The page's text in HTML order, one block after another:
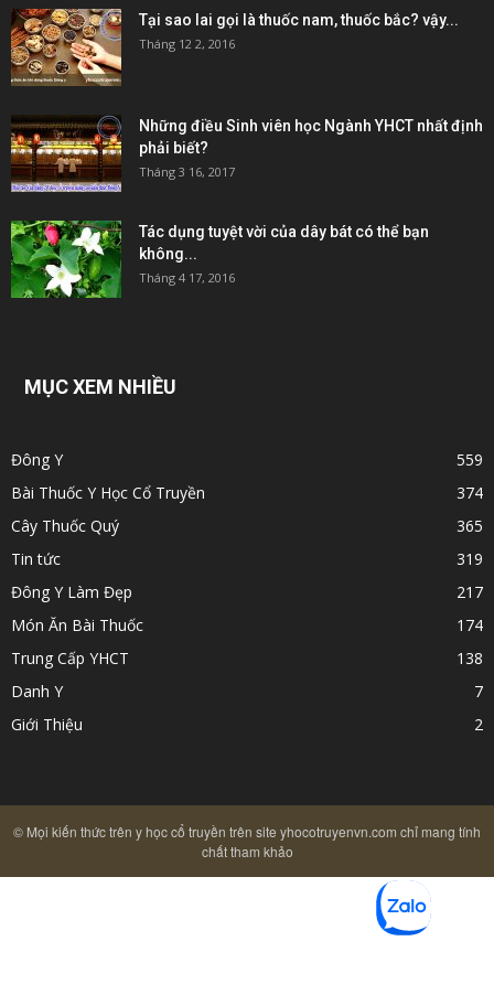
Tại sao lai gọi là thuốc nam, thuốc bắc? vậy...
Tháng 12 2, 2016
Những điều Sinh viên học Ngành YHCT nhất định
phải biết?
Tháng 3 16, 2017
Tác dụng tuyệt vời của dây bát có thể bạn
không...
Tháng 4 17, 2016
MỤC XEM NHIỀU
Đông Y
559
Bài Thuốc Y Học Cổ Truyền
374
Cây Thuốc Quý
365
Tin tức
319
Đông Y Làm Đẹp
217
Món Ăn Bài Thuốc
174
Trung Cấp YHCT
138
Danh Y
7
Giới Thiệu
2
© Mọi kiến thức trên y học cổ truyền trên site yhocotruyenvn.com chỉ mang tính
chất tham khảo